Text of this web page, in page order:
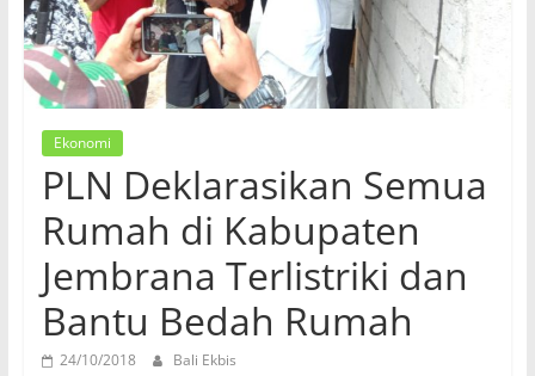
Ekonomi
PLN Deklarasikan Semua
Rumah di Kabupaten
Jembrana Terlistriki dan
Bantu Bedah Rumah
24/10/2018 Bali Ekbis